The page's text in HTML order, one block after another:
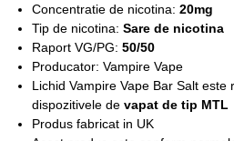
Concentratie de nicotina: 20mg
Tip de nicotina: Sare de nicotina
Raport VG/PG: 50/50
Producator: Vampire Vape
Lichid Vampire Vape Bar Salt este
dispozitivele de vapat de tip MTL
Produs fabricat in UK